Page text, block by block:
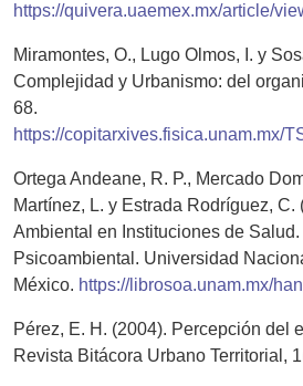
https://quivera.uaemex.mx/article/
Miramontes, O., Lugo Olmos, I. y
Complejidad y Urbanismo: del
68.
https://copitarxives.fisica.unam.mx/
Ortega Andeane, R. P., Mercado
Martínez, L. y Estrada Rodríguez, C.
Ambiental en Instituciones de
Psicoambiental. Universidad
México. https://librosoa.unam.mx/
Pérez, E. H. (2004). Percepción del
Revista Bitácora Urbano Territorial,